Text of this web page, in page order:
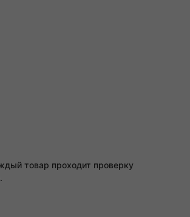
товар проходит проверку